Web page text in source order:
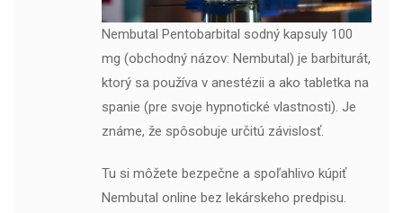
Nembutal Pentobarbital sodný kapsuly 100
mg (obchodný názov: Nembutal) je barbiturát,
ktorý sa používa v anestézii a ako tabletka na
spanie (pre svoje hypnotické vlastnosti). Je
známe, že spôsobuje určitú závislosť.
Tu si môžete bezpečne a spoľahlivo kúpiť
Nembutal online bez lekárskeho predpisu.